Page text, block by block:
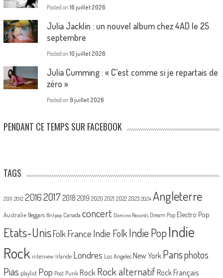
Posted on 16 juillet 2026
Julia Jacklin : un nouvel album chez 4AD le 25
septembre
Posted on 10 juillet 2026
Julia Cumming : « C’est comme si je repartais de
zéro »
Posted on 9 juillet 2026
PENDANT CE TEMPS SUR FACEBOOK
TAGS
2011 2012 20162017 2018 2019 2020 2021 2022 2023 2024 Angleterre
Australie Beggars Britpop Canada concert Domino Records Dream Pop Electro Pop
Etats-UnisFolk France Indie Folk Indie PopIndie
Rock interview Irlande Londres Los Angeles New York Parisphotos
Pias playlist Pop Post Punk Rock Rock alternatif Rock Français